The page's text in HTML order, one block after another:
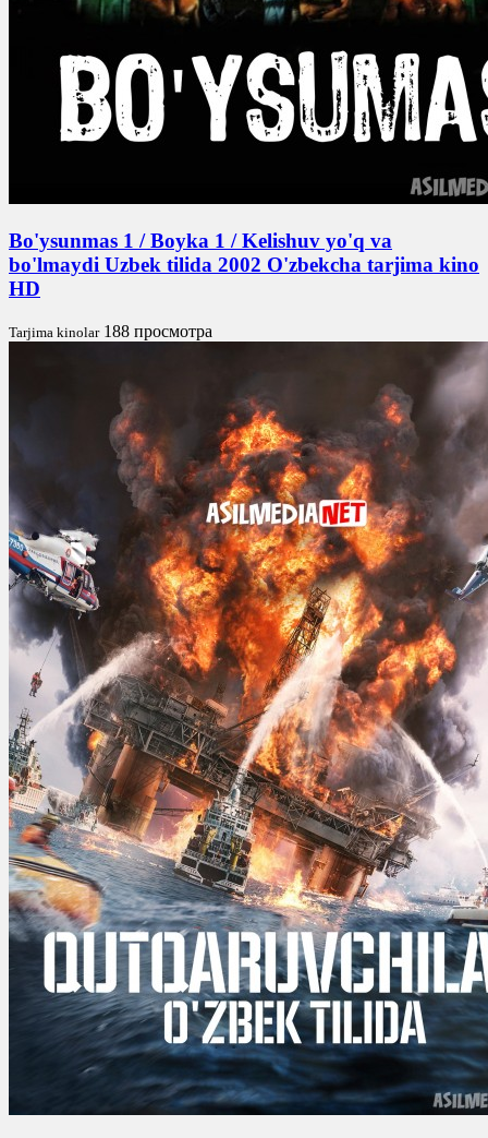
Bo'ysunmas 1 / Boyka 1 / Kelishuv yo'q va
bo'lmaydi Uzbek tilida 2002 O'zbekcha tarjima kino
HD
Tarjima kinolar 188 просмотра